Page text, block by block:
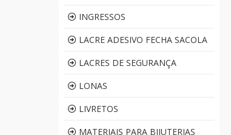
INGRESSOS
LACRE ADESIVO FECHA SACOLA
LACRES DE SEGURANÇA
LONAS
LIVRETOS
MATERIAIS PARA BIJUTERIAS